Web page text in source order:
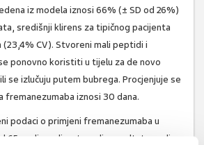
iz modela iznosi 66% (± SD od 26%)
središnji klirens za tipičnog pacijenta
CV). Stvoreni mali peptidi i
ponovno koristiti u tijelu za de novo
se izlučuju putem bubrega. Procjenjuje se
fremanezumaba iznosi 30 dana.
podaci o primjeni fremanezumaba u
65 godina, ali na temelju rezultata analize